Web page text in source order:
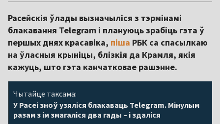
Расейскія ўлады вызначыліся з тэрмінамі
блакавання Telegram і плануюць зрабіць гэта ў
першых днях красавіка, піша РБК са спасылкаю
на ўласныя крыніцы, блізкія да Крамля, якія
кажуць, што гэта канчатковае рашэнне.
Чытайце таксама:
У Расеі зноў узяліся блакаваць Telegram. Мінулым
разам з ім змагаліся два гады – і здаліся